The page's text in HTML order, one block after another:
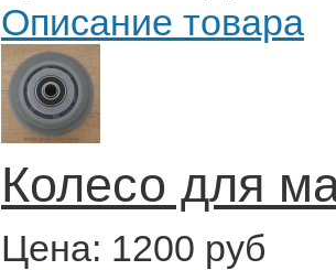
Описание товара
Колесо для
Цена: 1200 руб